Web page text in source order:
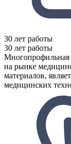
30 лет работы
30 лет работы
Многопрофильная
на рынке
материалов,
медицинских